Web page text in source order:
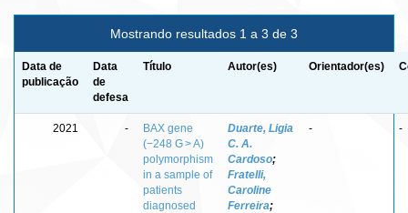
Mostrando resultados 1 a 3 de 3
Data de
publicação
Data
de
defesa
Título Autor(es) Orientador(es)
2021 -
BAX gene
(−248 G > A)
polymorphism
in a sample of
patients
diagnosed
Duarte, Ligia
C. A.
Cardoso;
Fratelli,
Caroline
Ferreira;
- -